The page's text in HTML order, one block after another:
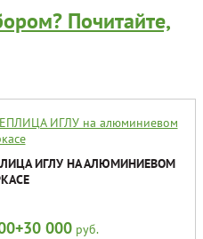
Почитайте,
ИГЛУ НА АЛЮМИНИЕВОМ
000руб.